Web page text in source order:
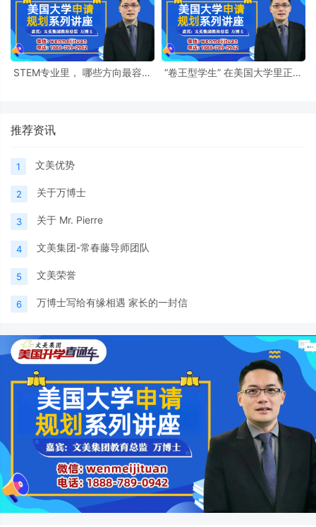
STEM专业里， 哪些方向最容易
“卷王型学生” 在美国大学里正在
推荐资讯
1 文美优势
2 关于万博士
3 关于 Mr. Pierre
4 文美集团-常春藤导师团队
5 文美荣誉
6 万博士写给有缘相遇 家长的一封信